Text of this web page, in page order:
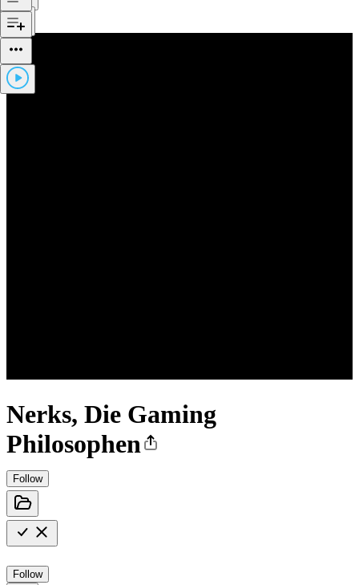
Nerks, Die Gaming
Philosophen
Follow
Follow